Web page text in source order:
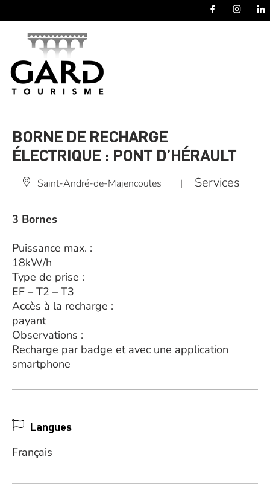
BORNE DE RECHARGE
ÉLECTRIQUE : PONT D’HÉRAULT
Saint-André-de-Majencoules | Services
3 Bornes
Puissance max. :
18kW/h
Type de prise :
EF – T2 – T3
Accès à la recharge :
payant
Observations :
Recharge par badge et avec une application
smartphone
Langues
Français